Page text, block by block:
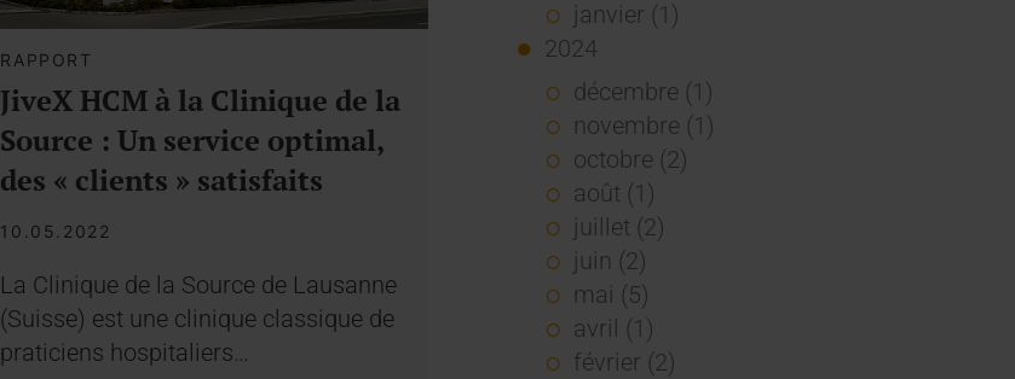
RAPPORT
JiveX HCM à la Clinique de la
Source : Un service optimal,
des « clients » satisfaits
10.05.2022
La Clinique de la Source de Lausanne
(Suisse) est une clinique classique de
praticiens hospitaliers…
janvier (1)
2024
décembre (1)
novembre (1)
octobre (2)
août (1)
juillet (2)
juin (2)
mai (5)
avril (1)
février (2)